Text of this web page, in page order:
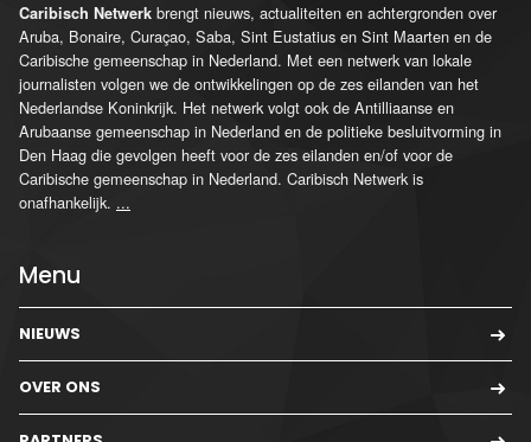
Caribisch Netwerk brengt nieuws, actualiteiten en achtergronden over
Aruba, Bonaire, Curaçao, Saba, Sint Eustatius en Sint Maarten en de
Caribische gemeenschap in Nederland. Met een netwerk van lokale
journalisten volgen we de ontwikkelingen op de zes eilanden van het
Nederlandse Koninkrijk. Het netwerk volgt ook de Antilliaanse en
Arubaanse gemeenschap in Nederland en de politieke besluitvorming in
Den Haag die gevolgen heeft voor de zes eilanden en/of voor de
Caribische gemeenschap in Nederland. Caribisch Netwerk is
onafhankelijk. ...
Menu
NIEUWS
OVER ONS